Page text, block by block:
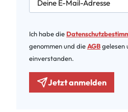
Ich habe die
genommen und dieAGBgelesen
einverstanden.
Jetzt anmelden